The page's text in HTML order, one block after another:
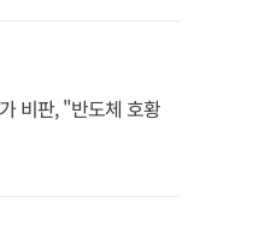
비판, "반도체 호황